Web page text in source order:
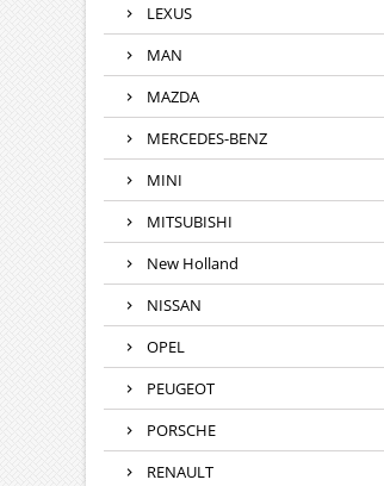
LEXUS
MAN
MAZDA
MERCEDES-BENZ
MINI
MITSUBISHI
New Holland
NISSAN
OPEL
PEUGEOT
PORSCHE
RENAULT